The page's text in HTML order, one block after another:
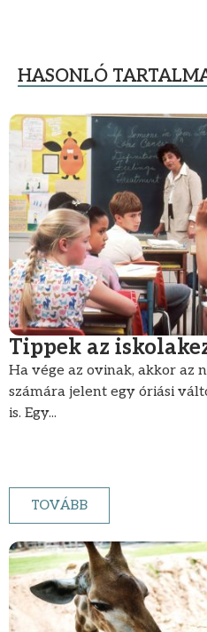
HASONLÓ
Tippek az
Ha vége az ovinak, akkor az
számára jelent egy óriási
is. Egy...
TOVÁBB